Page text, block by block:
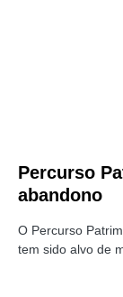
Percurso
abandono
O Percurso
tem sido alvo de